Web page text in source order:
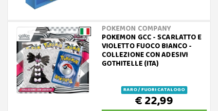
POKEMON COMPANY
POKEMON GCC - SCARLATTO E
VIOLETTO FUOCO BIANCO -
COLLEZIONE CON ADESIVI
GOTHITELLE (ITA)
RARO / FUORI CATALOGO
€ 22,99